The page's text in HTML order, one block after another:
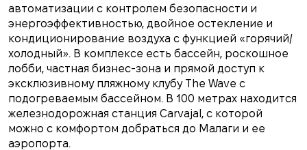
автоматизации с контролем безопасности и
энергоэффективностью, двойное остекление и
кондиционирование воздуха с функцией «горячий/
холодный». В комплексе есть бассейн, роскошное
лобби, частная бизнес-зона и прямой доступ к
эксклюзивному пляжному клубу The Wave с
подогреваемым бассейном. В 100 метрах находится
железнодорожная станция Carvajal, с которой
можно с комфортом добраться до Малаги и ее
аэропорта.